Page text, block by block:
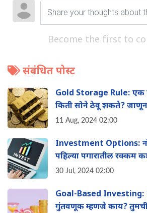
Become the first to
संबंधित पोस्ट
Gold Storage Rule: एक
किती सोने ठेवू शकते? जाणून
11 Aug, 2024 02:00
Investment Options:
पहिल्या पगारातील रक्कम
घ्या
30 Jul, 2024 02:00
Goal-Based Investing:
गुंतवणूक म्हणजे काय? तुमची